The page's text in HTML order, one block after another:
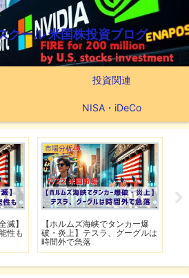
クール 米国株投資ブログ
投資関連
NISA・iDeCo
滅】
性も
市場分析
【ホルムズ海峡でタンカー爆
破・炎上】テスラ、グーグルは
時間外で急落